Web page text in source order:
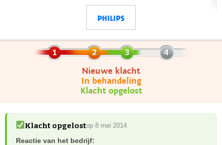
Nieuwe klacht
In behandeling
Klacht opgelost
Klacht opgelostop 8 mei 2014
Reactie van het bedrijf: